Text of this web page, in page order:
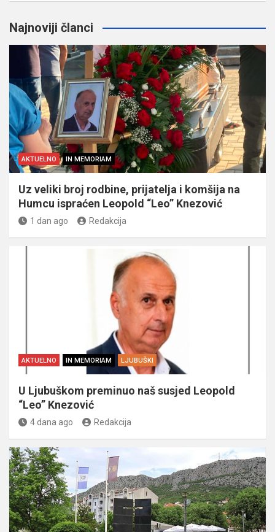
Najnoviji članci
AKTUELNO IN MEMORIAM
Uz veliki broj rodbine, prijatelja i komšija na
Humcu ispraćen Leopold “Leo” Knezović
1 dan ago Redakcija
AKTUELNO IN MEMORIAM LJUBUŠKI
U Ljubuškom preminuo naš susjed Leopold
“Leo” Knezović
4 dana ago Redakcija